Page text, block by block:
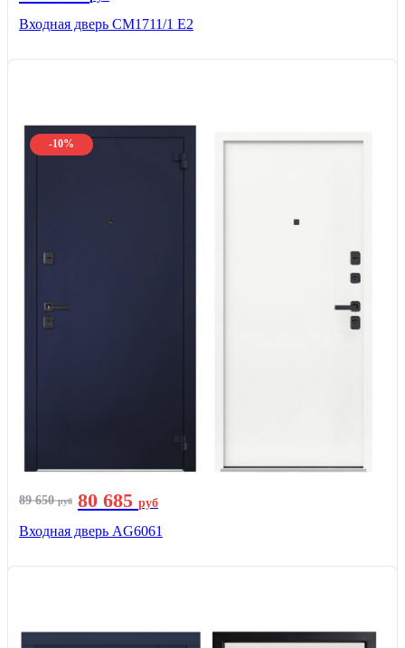
Входная дверь CМ1711/1 Е2
-10%
89 650руб 80 685 руб
Входная дверь AG6061